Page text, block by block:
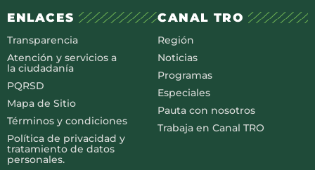
ENLACES
Transparencia
Atención y servicios a
la ciudadanía
PQRSD
Mapa de Sitio
Términos y condiciones
Política de privacidad y
tratamiento de datos
personales.
CANAL TRO
Región
Noticias
Programas
Especiales
Pauta con nosotros
Trabaja en Canal TRO